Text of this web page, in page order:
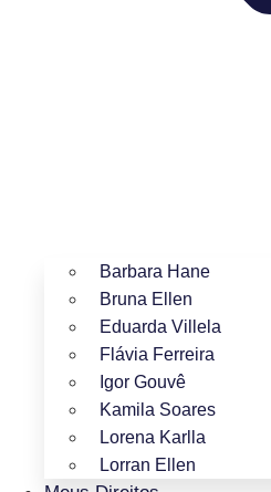
Barbara Hane
Bruna Ellen
Eduarda Villela
Flávia Ferreira
Igor Gouvê
Kamila Soares
Lorena Karlla
Lorran Ellen